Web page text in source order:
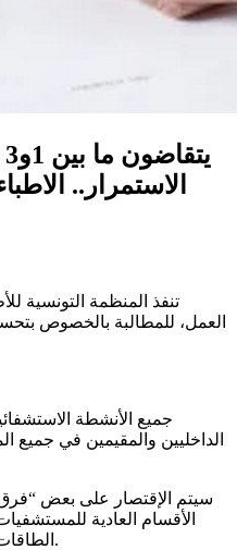
الاستمرار..
تنفذ المنظمة التونسية
العمل، للمطالبة بالخصوص
الداخليين والمقيمين في
سيتم الإقتصار على بعض
الأقسام العادية
الطاقات بالنسبة لأقسام الإستعجالي.